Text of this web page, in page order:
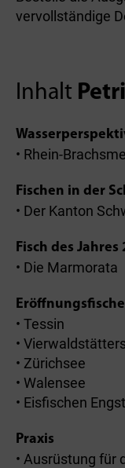
vervollständige
Inhalt
• Rhein-
Fischen in der
• Der Kanton
Fisch des Jahres
• Die Marmorata
• Tessin
•
• Zürichsee
• Walensee
• Eisfischen
Praxis
• Ausrüstung für